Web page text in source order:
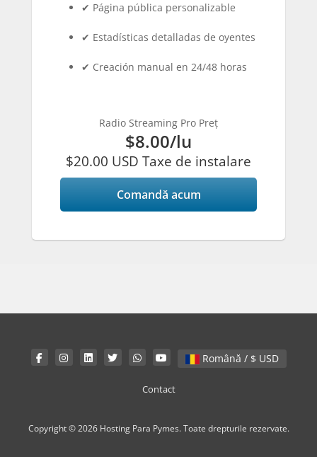
✔ Página pública personalizable
✔ Estadísticas detalladas de oyentes
✔ Creación manual en 24/48 horas
Radio Streaming Pro Preț
$8.00/lu
$20.00 USD Taxe de instalare
Comandă acum
Română / $ USD
Contact
Copyright © 2026 Hosting Para Pymes. Toate drepturile rezervate.